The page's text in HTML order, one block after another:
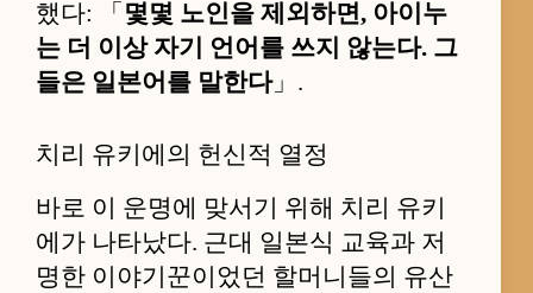
했다: 「 몇몇 노인을 제외하면, 아이누
는 더 이상 자기 언어를 쓰지 않는다. 그
들은 일본어를 말한다」.
치리 유키에의 헌신적 열정
바로 이 운명에 맞서기 위해 치리 유키
에가 나타났다. 근대 일본식 교육과 저
명한 이야기꾼이었던 할머니들의 유산